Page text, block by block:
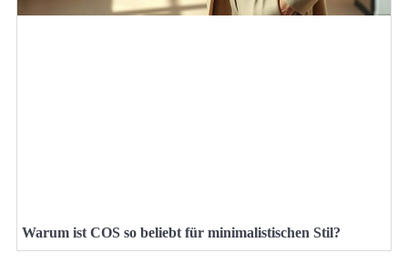
Warum ist COS so beliebt für minimalistischen Stil?